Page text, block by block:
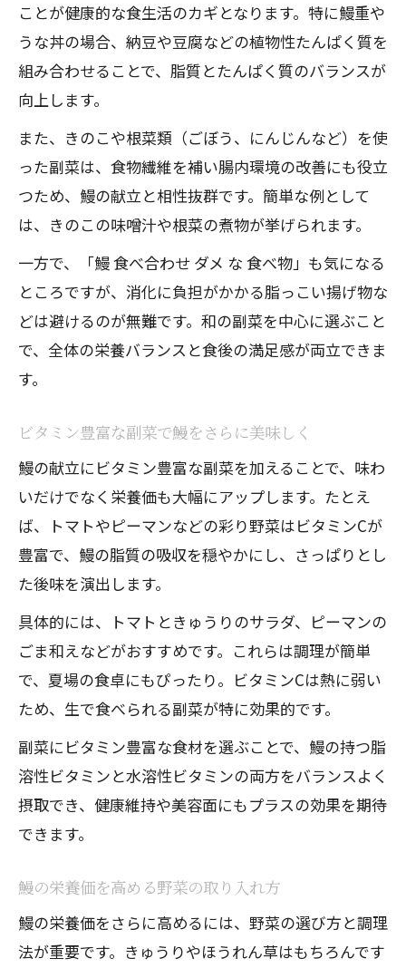
ことが健康的な食生活のカギとなります。特に鰻重や
うな丼の場合、納豆や豆腐などの植物性たんぱく質を
組み合わせることで、脂質とたんぱく質のバランスが
向上します。
また、きのこや根菜類（ごぼう、にんじんなど）を使
った副菜は、食物繊維を補い腸内環境の改善にも役立
つため、鰻の献立と相性抜群です。簡単な例として
は、きのこの味噌汁や根菜の煮物が挙げられます。
一方で、「鰻 食べ合わせ ダメ な 食べ物」も気になる
ところですが、消化に負担がかかる脂っこい揚げ物な
どは避けるのが無難です。和の副菜を中心に選ぶこと
で、全体の栄養バランスと食後の満足感が両立できま
す。
ビタミン豊富な副菜で鰻をさらに美味しく
鰻の献立にビタミン豊富な副菜を加えることで、味わ
いだけでなく栄養価も大幅にアップします。たとえ
ば、トマトやピーマンなどの彩り野菜はビタミンCが
豊富で、鰻の脂質の吸収を穏やかにし、さっぱりとし
た後味を演出します。
具体的には、トマトときゅうりのサラダ、ピーマンの
ごま和えなどがおすすめです。これらは調理が簡単
で、夏場の食卓にもぴったり。ビタミンCは熱に弱い
ため、生で食べられる副菜が特に効果的です。
副菜にビタミン豊富な食材を選ぶことで、鰻の持つ脂
溶性ビタミンと水溶性ビタミンの両方をバランスよく
摂取でき、健康維持や美容面にもプラスの効果を期待
できます。
鰻の栄養価を高める野菜の取り入れ方
鰻の栄養価をさらに高めるには、野菜の選び方と調理
法が重要です。きゅうりやほうれん草はもちろんです